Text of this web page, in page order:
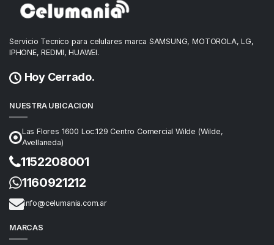
Servicio Tecnico para celulares marca SAMSUNG, MOTOROLA, LG,
IPHONE, REDMI, HUAWEI.
Hoy Cerrado.
NUESTRA UBICACION
Las Flores 1600 Loc.129 Centro Comercial Wilde (Wilde,
Avellaneda)
1152208001
1160921212
info@celumania.com.ar
MARCAS